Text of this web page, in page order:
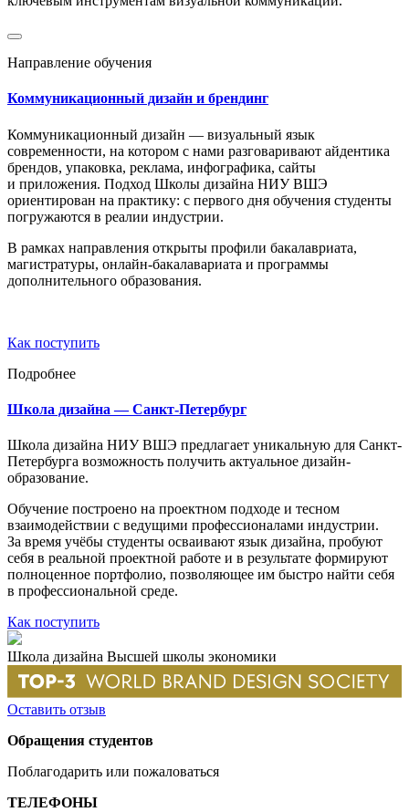
Направление обучения
Коммуникационный дизайн и брендинг
Коммуникационный дизайн — визуальный язык
современности, на котором с нами разговаривают айдентика
брендов, упаковка, реклама, инфографика, сайты
и приложения. Подход Школы дизайна НИУ ВШЭ
ориентирован на практику: с первого дня обучения студенты
погружаются в реалии индустрии.
В рамках направления открыты профили бакалавриата,
магистратуры, онлайн-бакалавариата и программы
дополнительного образования.
Как поступить
Подробнее
Школа дизайна — Санкт-Петербург
Школа дизайна НИУ ВШЭ предлагает уникальную для Санкт-
Петербурга возможность получить актуальное дизайн-
образование.
Обучение построено на проектном подходе и тесном
взаимодействии с ведущими профессионалами индустрии.
За время учёбы студенты осваивают язык дизайна, пробуют
себя в реальной проектной работе и в результате формируют
полноценное портфолио, позволяющее им быстро найти себя
в профессиональной среде.
Как поступить
Школа дизайна Высшей школы экономики
Оставить отзыв
Обращения студентов
Поблагодарить или пожаловаться
ТЕЛЕФОНЫ